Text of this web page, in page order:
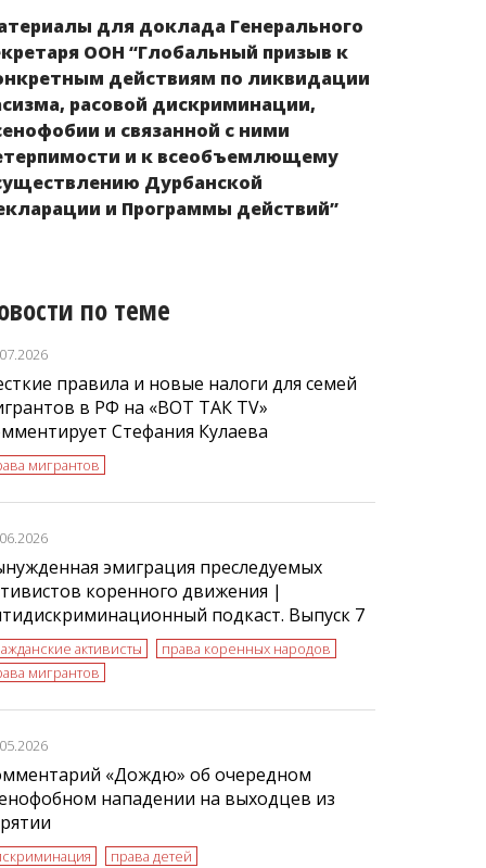
для доклада Генерального
ООН “Глобальный призыв к
действиям по ликвидации
расовой дискриминации,
и связанной с ними
и к всеобъемлющему
Дурбанской
и Программы действий”
по теме
правила и новые налоги для семей
в РФ на «ВОТ ТАК TV»
Стефания Кулаева
мигрантов
эмиграция преследуемых
коренного движения |
подкаст. Выпуск 7
активисты
права коренных народов
мигрантов
«Дождю» об очередном
нападении на выходцев из
права детей